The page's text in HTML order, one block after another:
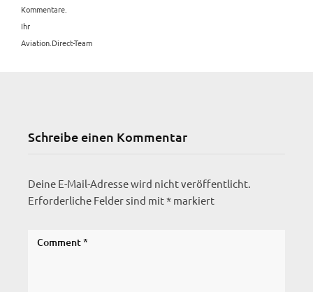
Kommentare.
Ihr
Aviation.Direct-Team
Schreibe einen Kommentar
Deine E-Mail-Adresse wird nicht veröffentlicht.
Erforderliche Felder sind mit* markiert